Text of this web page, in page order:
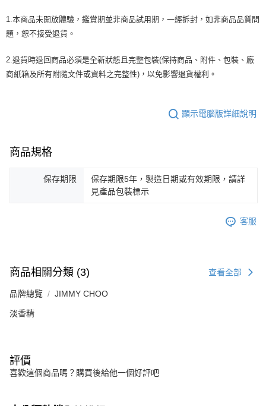
1.本商品未開放體驗，鑑賞期並非商品試用期，一經拆封，如非商品品質問
題，恕不接受退貨。
2.退貨時退回商品必須是全新狀態且完整包裝(保持商品、附件、包裝、廠
商紙箱及所有附隨文件或資料之完整性)，以免影響退貨權利。
顯示電腦版詳細說明
商品規格
保存期限
保存期限5年，製造日期或有效期限，請詳
見產品包裝標示
客服
商品相關分類 (3) 查看全部
品牌總覽 JIMMY CHOO
淡香精
評價
喜歡這個商品嗎？購買後給他一個好評吧